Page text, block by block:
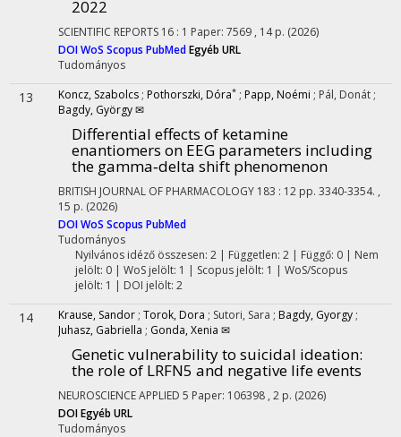
2022
SCIENTIFIC REPORTS 16 : 1 Paper: 7569 , 14 p. (2026)
DOIWoS Scopus PubMedEgyéb URL
Tudományos
13 Koncz, Szabolcs ; Pothorszki, Dóra* ; Papp, Noémi ; Pál, Donát ;
Bagdy, György ✉
Differential effects of ketamine
enantiomers on EEG parameters including
the gamma‐delta shift phenomenon
BRITISH JOURNAL OF PHARMACOLOGY 183 : 12 pp. 3340-3354. ,
15 p. (2026)
DOIWoS Scopus PubMed
Tudományos
Nyilvános idéző összesen: 2| Független: 2 | Függő: 0 | Nem
jelölt: 0 | WoS jelölt: 1 | Scopus jelölt: 1 | WoS/Scopus
jelölt: 1 | DOI jelölt: 2
14 Krause, Sandor ; Torok, Dora ; Sutori, Sara ; Bagdy, Gyorgy ;
Juhasz, Gabriella ; Gonda, Xenia ✉
Genetic vulnerability to suicidal ideation:
the role of LRFN5 and negative life events
NEUROSCIENCE APPLIED 5 Paper: 106398 , 2 p. (2026)
DOIEgyéb URL
Tudományos